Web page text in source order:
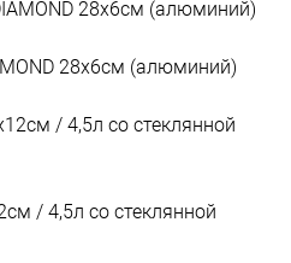
28x6см (алюминий)
/ 4,5л со стеклянной